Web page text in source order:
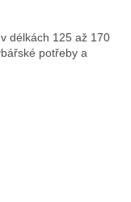
délkách 125 až 170
potřeby a